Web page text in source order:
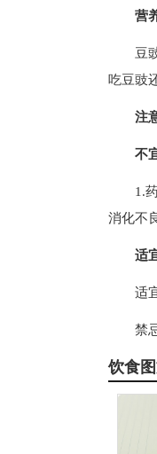
营
豆
吃豆豉
注
不
1.
消化不
适
适
禁
饮食